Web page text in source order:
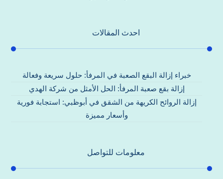
احدث المقالات
خبراء إزالة البقع الصعبة في المرفأ: حلول سريعة وفعالة
إزالة بقع صعبة المرفأ: الحل الأمثل من شركة الهدي
إزالة الروائح الكريهة من الشقق في أبوظبي: استجابة فورية
وأسعار مميزة
معلومات للتواصل